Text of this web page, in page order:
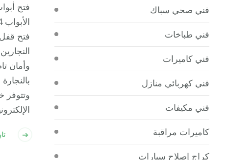
فتح
فتح
وأمان
وتتوفر
فني صحي سباك
فني طباخات
فني كاميرات
فني كهربائي منازل
فني مكيفات
كاميرات مراقبة
كراج إصلاح سيارات